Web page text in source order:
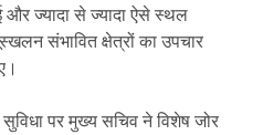
और ज्यादा से ज्यादा ऐसे स्थल
संभावित क्षेत्रों का उपचार
सुविधा पर मुख्य सचिव ने विशेष जोर